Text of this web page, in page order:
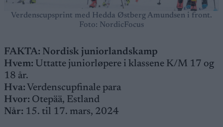
Verdenscupsprint med Hedda Østberg Amundsen i front.
Foto: NordicFocus
FAKTA: Nordisk juniorlandskamp
Hvem: Uttatte juniorløpere i klassene K/M 17 og
18 år.
Hva: Verdenscupfinale para
Hvor: Otepää, Estland
Når: 15. til 17. mars, 2024